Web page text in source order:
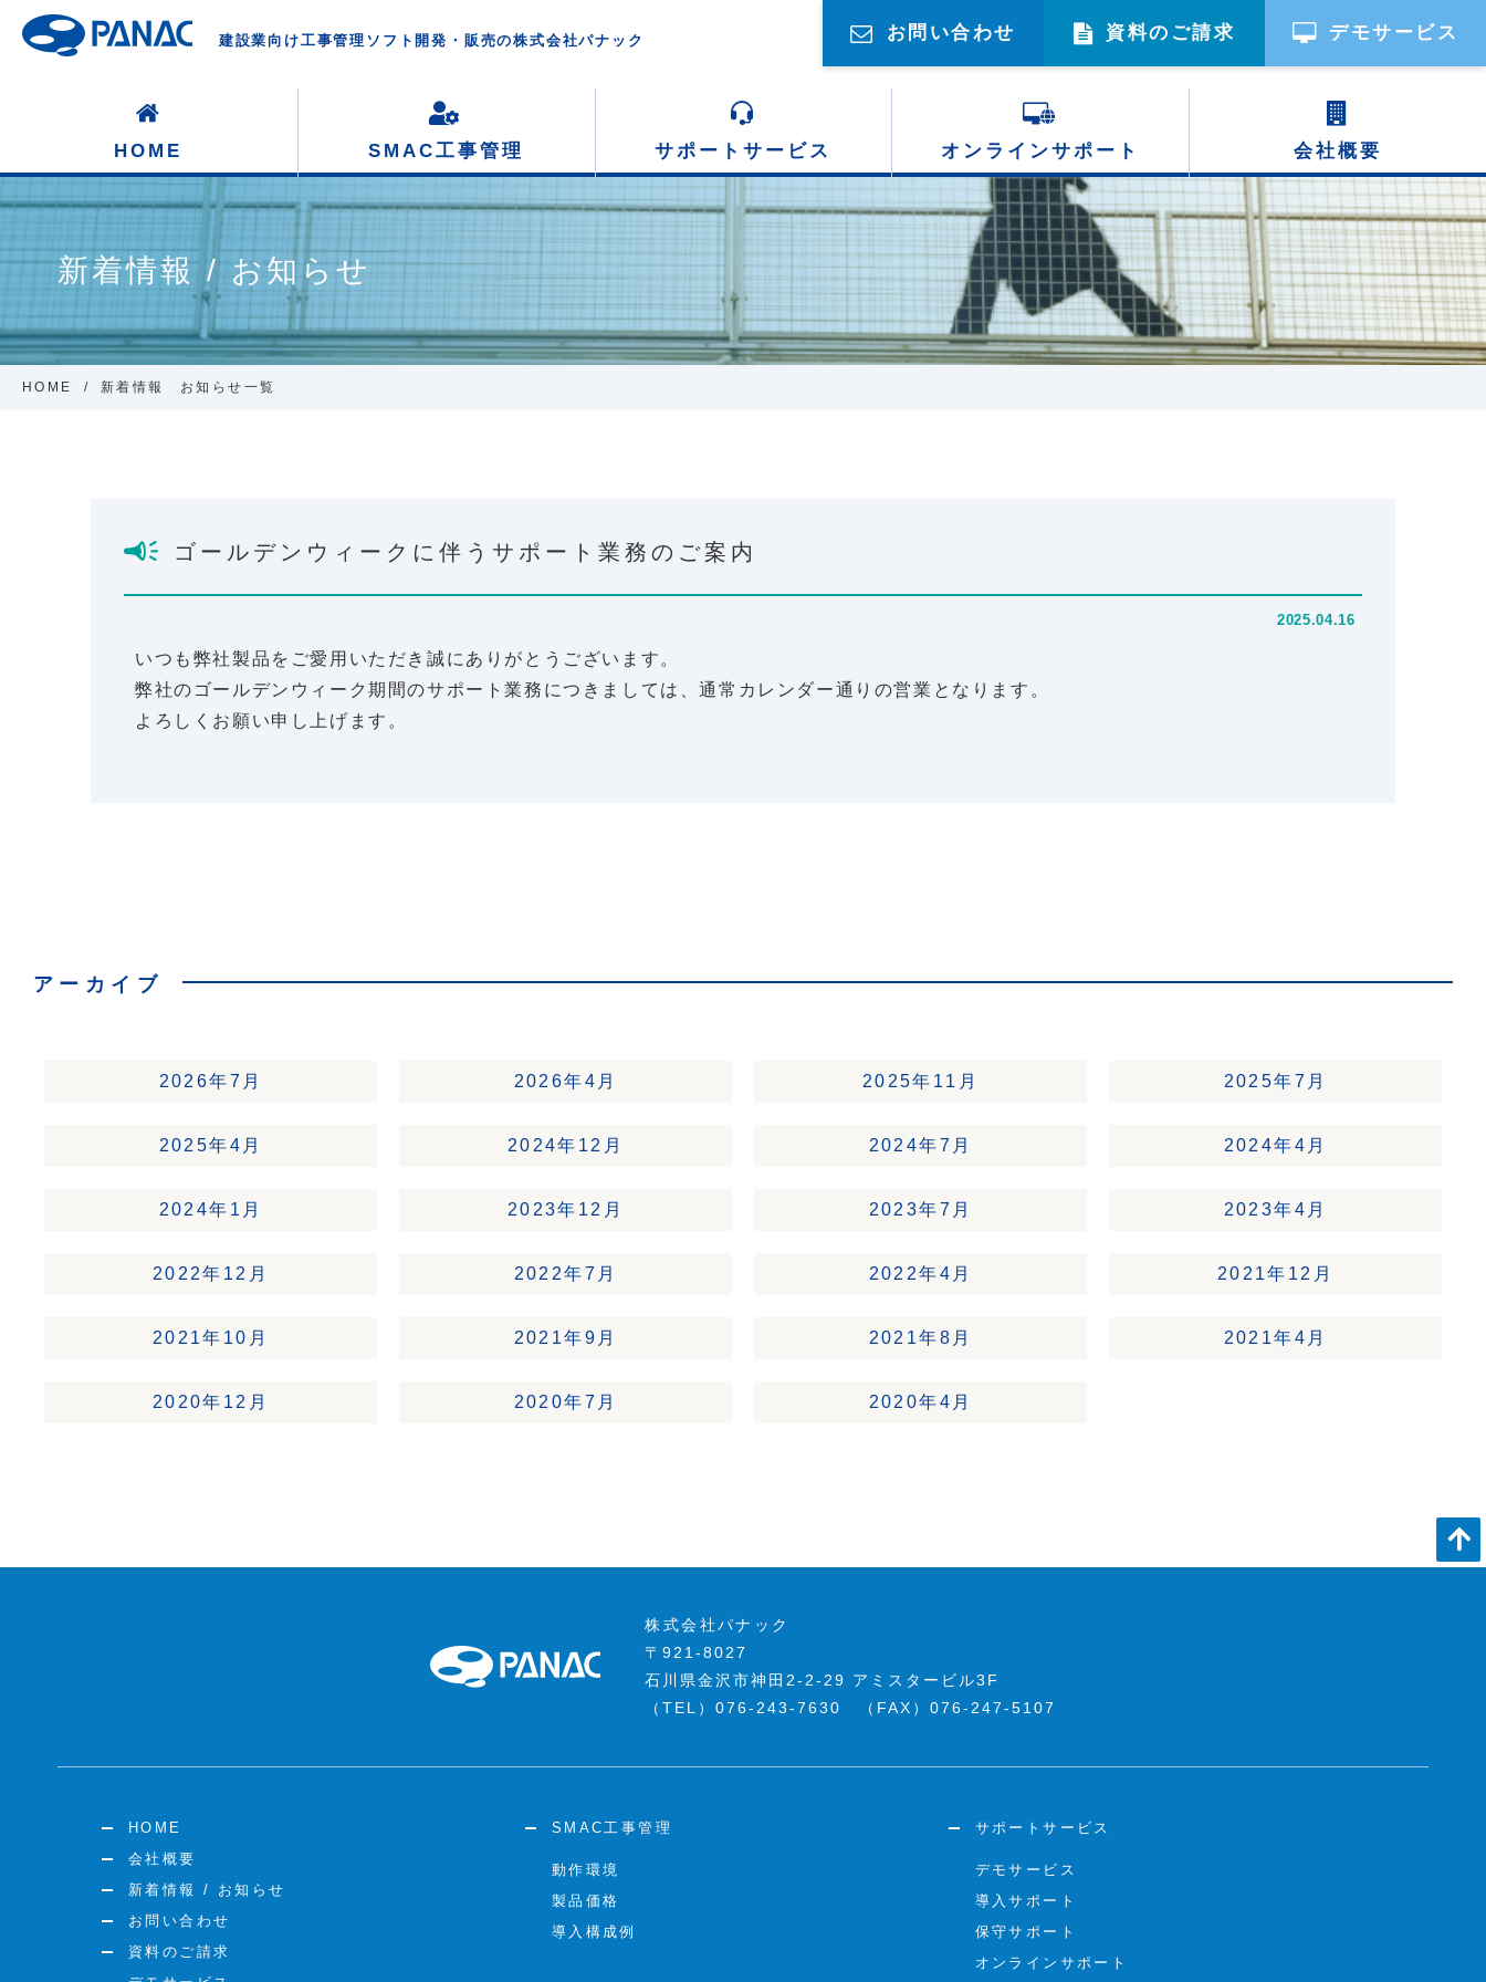
建設業向け工事管理ソフト開発・販売の株式会社パナック
HOME SMAC工事管理 サポートサービス オンラインサポート 会社概要
お問い合わせ 資料のご請求 デモサービス
新着情報 / お知らせ
HOME 新着情報 お知らせ一覧
ゴールデンウィークに伴うサポート業務のご案内
2025.04.16
いつも弊社製品をご愛用いただき誠にありがとうございます。
弊社のゴールデンウィーク期間のサポート業務につきましては、通常カレンダー通りの営業となります。
よろしくお願い申し上げます。
アーカイブ
2026年7月 2026年4月 2025年11月 2025年7月
2025年4月 2024年12月 2024年7月 2024年4月
2024年1月 2023年12月 2023年7月 2023年4月
2022年12月 2022年7月 2022年4月 2021年12月
2021年10月 2021年9月 2021年8月 2021年4月
2020年12月 2020年7月 2020年4月
株式会社パナック
〒921-8027
石川県金沢市神田2-2-29 アミスタービル3F
（TEL）076-243-7630 （FAX）076-247-5107
HOME
会社概要
新着情報 / お知らせ
お問い合わせ
資料のご請求
SMAC工事管理
動作環境
製品価格
導入構成例
サポートサービス
デモサービス
導入サポート
保守サポート
オンラインサポート